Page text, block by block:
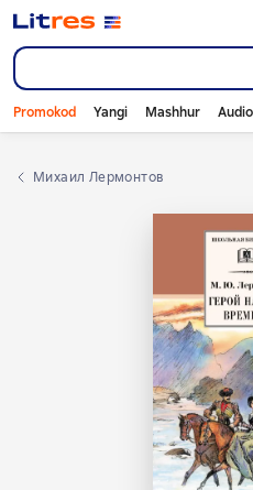
Promokod Yangi Mashhur
Михаил Лермонтов